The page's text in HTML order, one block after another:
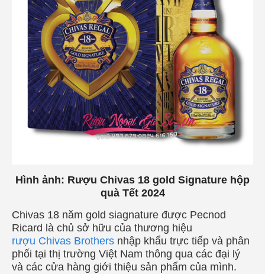
Hình ảnh: Rượu Chivas 18 gold Signature hộp
quà Tết 2024
Chivas 18 năm gold siagnature được Pecnod
Ricard là chủ sở hữu của thương hiệu
rượu Chivas Brothers nhập khẩu trực tiếp và phân
phối tại thị trường Việt Nam thông qua các đại lý
và các cửa hàng giới thiệu sản phẩm của mình.